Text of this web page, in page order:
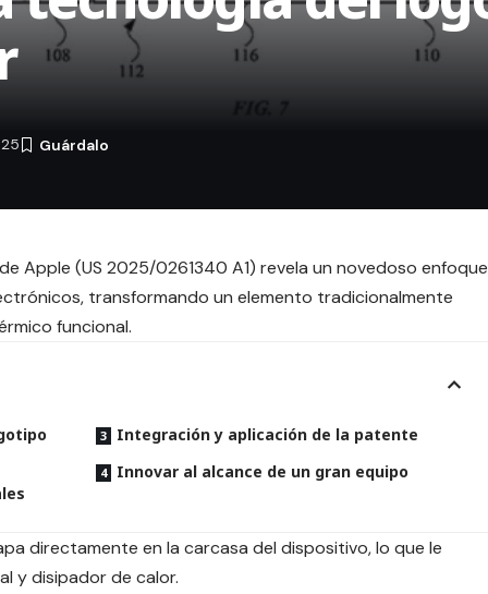
Apple (US 2025/0261340 A1) revela un novedoso enfoque
transformando un elemento tradicionalmente
funcional.
Integración y aplicación de la patente
Innovar al alcance de un gran equipo
directamente en la carcasa del dispositivo, lo que le
y disipador de calor.